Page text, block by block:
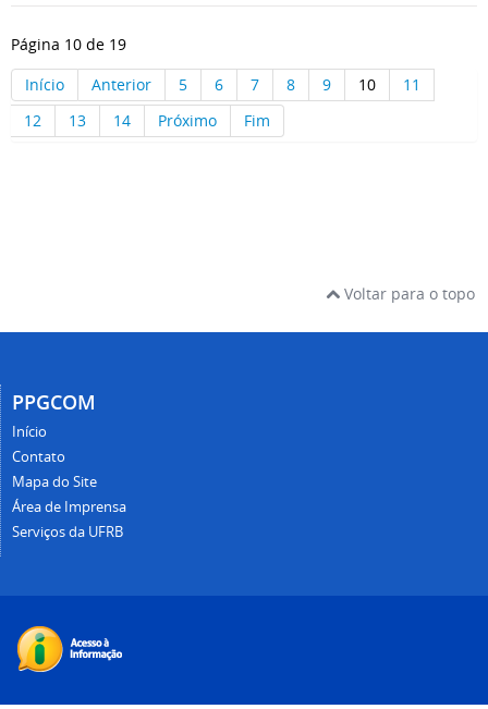
Página 10 de 19
Início
Anterior 5 6 7 8 9 10
11
12
13 14 Próximo Fim
Voltar para o topo
PPGCOM
Início
Contato
Mapa do Site
Área de Imprensa
Serviços da UFRB